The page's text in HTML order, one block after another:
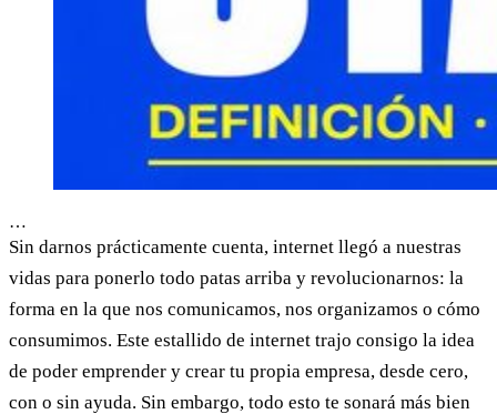
…
Sin darnos prácticamente cuenta, internet llegó a nuestras
vidas para ponerlo todo patas arriba y revolucionarnos: la
forma en la que nos comunicamos, nos organizamos o cómo
consumimos. Este estallido de internet trajo consigo la idea
de poder emprender y crear tu propia empresa, desde cero,
con o sin ayuda. Sin embargo, todo esto te sonará más bien